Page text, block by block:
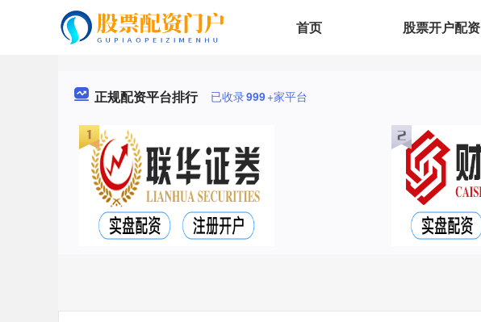
首页 股票开户配资
正规配资平台排行 已收录999+家平台